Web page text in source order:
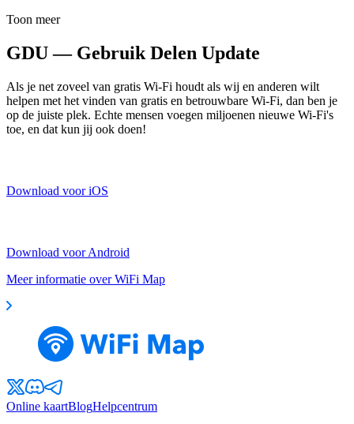
Toon meer
GDU — Gebruik Delen Update
Als je net zoveel van gratis Wi-Fi houdt als wij en anderen wilt
helpen met het vinden van gratis en betrouwbare Wi-Fi, dan ben je
op de juiste plek. Echte mensen voegen miljoenen nieuwe Wi-Fi's
toe, en dat kun jij ook doen!
Download voor iOS
Download voor Android
Meer informatie over WiFi Map
Online kaartBlogHelpcentrum